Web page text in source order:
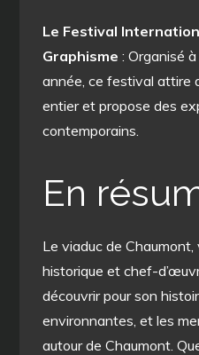
Le Festival
Graphisme : Organisé
année, ce festival attire
entier et propose des
contemporains.
En
Le viaduc de
historique et chef-
découvrir pour son
environnantes, et les
autour de Chaumont.